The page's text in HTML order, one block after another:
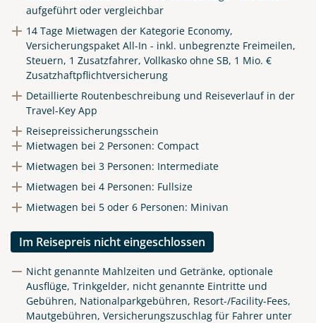
aufgeführt oder vergleichbar
14 Tage Mietwagen der Kategorie Economy,
Versicherungspaket All-In - inkl. unbegrenzte Freimeilen,
Steuern, 1 Zusatzfahrer, Vollkasko ohne SB, 1 Mio. €
Zusatzhaftpflichtversicherung
Detaillierte Routenbeschreibung und Reiseverlauf in der
Travel-Key App
Reisepreissicherungsschein
Mietwagen bei 2 Personen: Compact
Mietwagen bei 3 Personen: Intermediate
Mietwagen bei 4 Personen: Fullsize
Mietwagen bei 5 oder 6 Personen: Minivan
Im Reisepreis nicht eingeschlossen
Nicht genannte Mahlzeiten und Getränke, optionale
Ausflüge, Trinkgelder, nicht genannte Eintritte und
Gebühren, Nationalparkgebühren, Resort-/Facility-Fees,
Mautgebühren, Versicherungszuschlag für Fahrer unter